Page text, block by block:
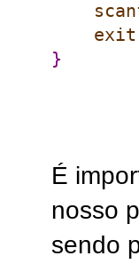
exit
}
É
nosso
sendo